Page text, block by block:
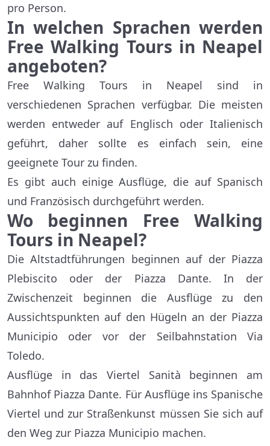
pro Person.
In welchen Sprachen werden
Free Walking Tours in Neapel
angeboten?
Free Walking Tours in Neapel sind in
verschiedenen Sprachen verfügbar. Die meisten
werden entweder auf Englisch oder Italienisch
geführt, daher sollte es einfach sein, eine
geeignete Tour zu finden.
Es gibt auch einige Ausflüge, die auf Spanisch
und Französisch durchgeführt werden.
Wo beginnen Free Walking
Tours in Neapel?
Die Altstadtführungen beginnen auf der Piazza
Plebiscito oder der Piazza Dante. In der
Zwischenzeit beginnen die Ausflüge zu den
Aussichtspunkten auf den Hügeln an der Piazza
Municipio oder vor der Seilbahnstation Via
Toledo.
Ausflüge in das Viertel Sanità beginnen am
Bahnhof Piazza Dante. Für Ausflüge ins Spanische
Viertel und zur Straßenkunst müssen Sie sich auf
den Weg zur Piazza Municipio machen.